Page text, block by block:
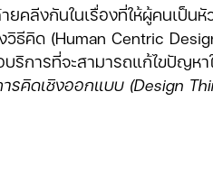
คลีงกันในเรื่องที่ให้ผู้คนเป็น
วิธีคิด (Human Centric
การที่จะสามารถแก้ไขปัญหา
รคิดเชิงออกแบบ (Design